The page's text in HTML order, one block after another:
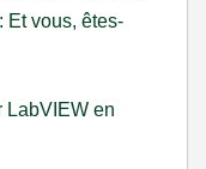
Et vous, êtes-
LabVIEW en